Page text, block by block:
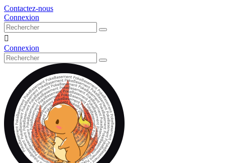
Contactez-nous
Connexion

Connexion